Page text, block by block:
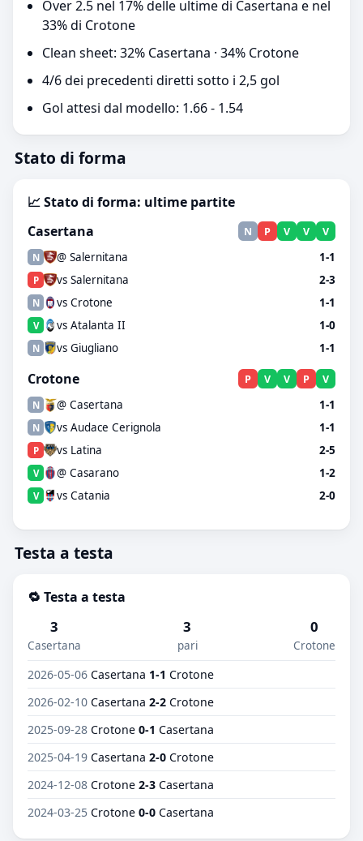
Over 2.5 nel 17% delle ultime di Casertana e nel
33% di Crotone
Clean sheet: 32% Casertana · 34% Crotone
4/6 dei precedenti diretti sotto i 2,5 gol
Gol attesi dal modello: 1.66 - 1.54
Stato di forma
📈 Stato di forma: ultime partite
Casertana
N P V V V
N @ Salernitana 1-1
P vs Salernitana 2-3
N vs Crotone 1-1
V vs Atalanta II 1-0
N vs Giugliano 1-1
Crotone P V V P V
N @ Casertana 1-1
N vs Audace Cerignola 1-1
P vs Latina 2-5
V @ Casarano 1-2
V vs Catania 2-0
Testa a testa
🔁 Testa a testa
3
Casertana
3
pari
0
Crotone
2026-05-06 Casertana 1-1 Crotone
2026-02-10 Casertana 2-2 Crotone
2025-09-28 Crotone 0-1 Casertana
2025-04-19 Casertana 2-0 Crotone
2024-12-08 Crotone 2-3 Casertana
2024-03-25 Crotone 0-0 Casertana